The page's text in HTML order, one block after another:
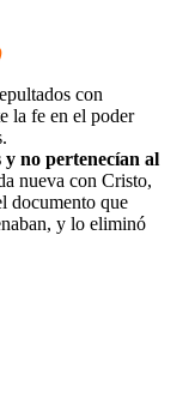
con
la fe en el poder
y no pertenecían al
nueva con Cristo,
documento que
y lo eliminó